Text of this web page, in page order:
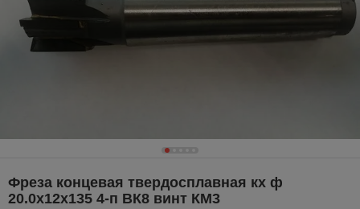
Фреза концевая твердосплавная кх ф
20.0х12х135 4-п ВК8 винт КМ3